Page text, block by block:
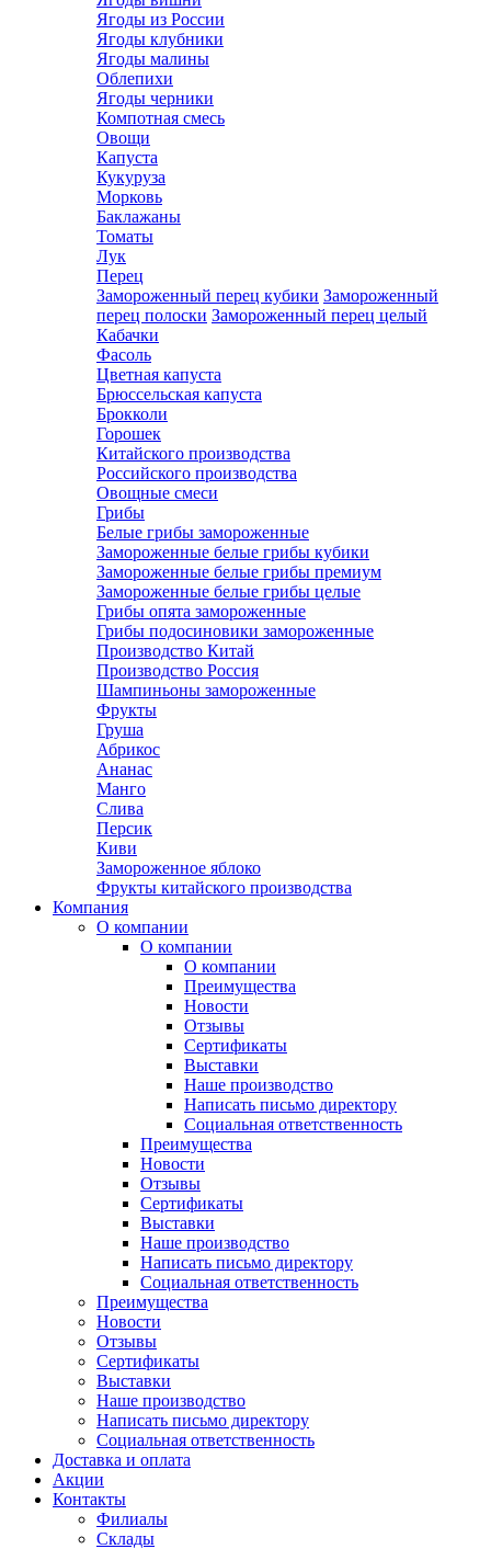
Ягоды из России
Ягоды клубники
Ягоды малины
Облепихи
Ягоды черники
Компотная смесь
Овощи
Капуста
Кукуруза
Морковь
Баклажаны
Томаты
Лук
Перец
Замороженный перец кубики Замороженный
перец полоски Замороженный перец целый
Кабачки
Фасоль
Цветная капуста
Брюссельская капуста
Брокколи
Горошек
Китайского производства
Российского производства
Овощные смеси
Грибы
Белые грибы замороженные
Замороженные белые грибы кубики
Замороженные белые грибы премиум
Замороженные белые грибы целые
Грибы опята замороженные
Грибы подосиновики замороженные
Производство Китай
Производство Россия
Шампиньоны замороженные
Фрукты
Груша
Абрикос
Ананас
Манго
Слива
Персик
Киви
Замороженное яблоко
Фрукты китайского производства
Компания
О компании
О компании
О компании
Преимущества
Новости
Отзывы
Сертификаты
Выставки
Наше производство
Написать письмо директору
Социальная ответственность
Преимущества
Новости
Отзывы
Сертификаты
Выставки
Наше производство
Написать письмо директору
Социальная ответственность
Преимущества
Новости
Отзывы
Сертификаты
Выставки
Наше производство
Написать письмо директору
Социальная ответственность
Доставка и оплата
Акции
Контакты
Филиалы
Склады